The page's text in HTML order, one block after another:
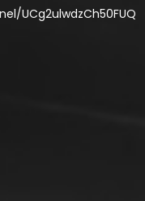
UCg2ulwdzCh50FUQ